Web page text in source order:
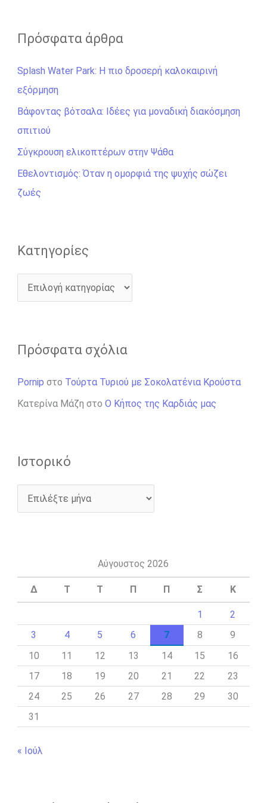
ζ
τ
η
σ
η
γ
ι
α
Πρόσφατα άρθρα
Splash Water Park: Η πιο δροσερή καλοκαιρινή
εξόρμηση
Βάφοντας βότσαλα: Ιδέες για μοναδική διακόσμηση
σπιτιού
Σύγκρουση ελικοπτέρων στην Ψάθα
Εθελοντισμός: Όταν η ομορφιά της ψυχής σώζει
ζωές
Kατηγορίες
Πρόσφατα σχόλια
Pornip στο Τούρτα Τυριού με Σοκολατένια Κρούστα
Κατερίνα Μάζη στο Ο Κήπος της Καρδιάς μας
Ιστορικό
Αύγουστος 2026
Δ Τ Τ Π Π Σ Κ
1
2
3
4 5 6 7 8
9
10
11 12 13 14 15
16
17
18 19 20 21 22
23
24
25 26 27 28 29
30
31
« Ιούλ